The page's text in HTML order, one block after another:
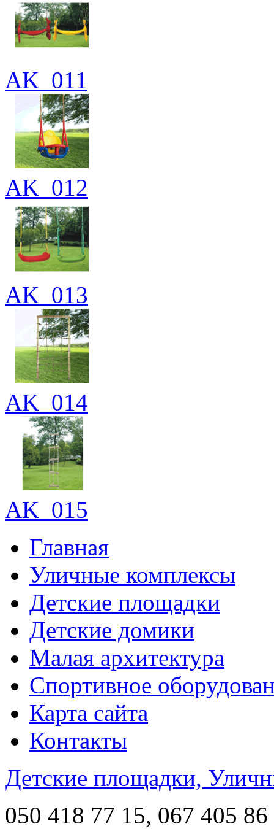
AK_011
AK_012
AK_013
AK_014
AK_015
Главная
Уличные комплексы
Детские площадки
Детские домики
Малая архитектура
Спортивное
Карта сайта
Контакты
Детские площадки,
050 418 77 15, 067 405 86